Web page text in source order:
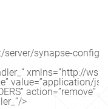
synapse-
xmlns=”http://
value=”application/
action=”remove”
>